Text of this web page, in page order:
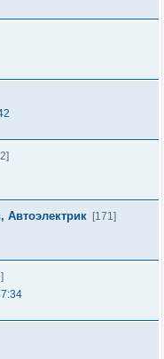
Автоэлектрик [171]